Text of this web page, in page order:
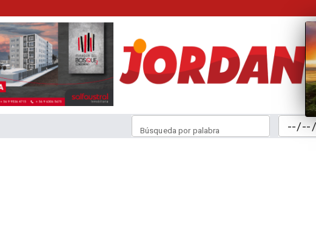
Búsqueda por palabra